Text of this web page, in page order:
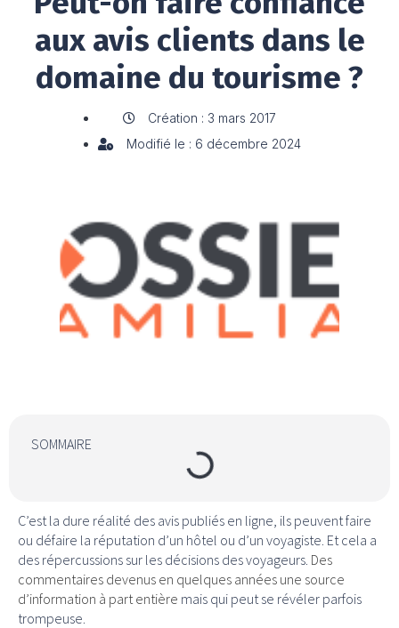
aux avis clients dans le
domaine du tourisme ?
Création : 3 mars 2017
Modifié le : 6 décembre 2024
C’est la dure réalité des avis publiés en ligne, ils peuvent faire
ou défaire la réputation d’un hôtel ou d’un voyagiste. Et cela a
des répercussions sur les décisions des voyageurs. Des
commentaires devenus en quelques années une source
d’information à part entière mais qui peut se révéler parfois
trompeuse.
SOMMAIRE